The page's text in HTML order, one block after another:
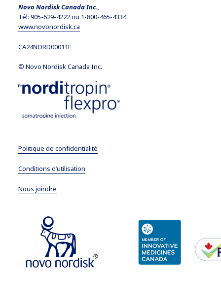
Novo Nordisk Canada Inc.,
Tél: 905-629-4222 ou 1-800-465-4334
www.novonordisk.ca
CA24NORD00011F
© Novo Nordisk Canada Inc.
Politique de confidentialité
Conditions d’utilisation
Nous joindre